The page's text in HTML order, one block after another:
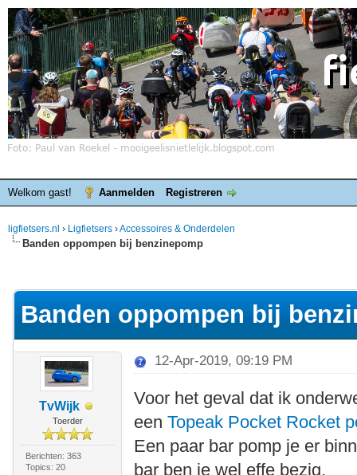
Welkom gast! Aanmelden Registreren
ligfietsers.nl › Ligfietsers ›Accessoires & Onderdelen
Banden oppompen bij benzinepomp
Banden oppompen bij
TvWijk
Toerder
Berichten: 363
Topics: 20
12-Apr-2019, 09:19 PM
Voor het geval dat ik
eenTopeak Pocket Rocket
Een paar bar pomp je er
bar ben je wel effe bezig.